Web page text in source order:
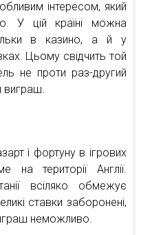
інтересом, який
У цій країні можна
в казино, а й у
Цьому свідчить той
не проти раз-другий
виграш.
і фортуну в ігрових
на території Англії.
всіляко обмежує
ставки заборонені,
неможливо.